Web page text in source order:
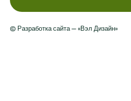
© Разработка сайта — «Вэл Дизайн»